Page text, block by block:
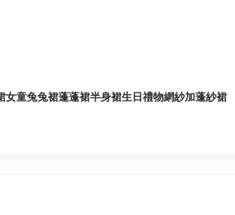
童兔兔裙蓬蓬裙半身裙生日禮物網紗加蓬紗裙